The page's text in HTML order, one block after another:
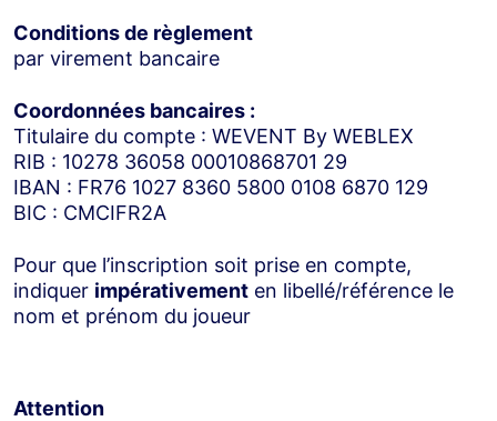
Conditions de règlement
par virement bancaire
Coordonnées bancaires :
Titulaire du compte : WEVENT By WEBLEX
RIB : 10278 36058 00010868701 29
IBAN : FR76 1027 8360 5800 0108 6870 129
BIC : CMCIFR2A
Pour que l’inscription soit prise en compte,
indiquer impérativement en libellé/référence le
nom et prénom du joueur
Attention